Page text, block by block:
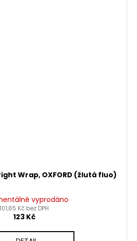
Wrap, OXFORD (žlutá fluo)
vyprodáno
101,65 Kč bez DPH
123 Kč